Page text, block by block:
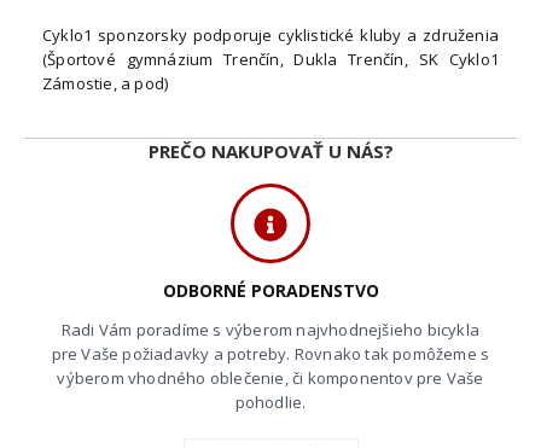
Cyklo1 sponzorsky podporuje cyklistické kluby a združenia
(Športové gymnázium Trenčín, Dukla Trenčín, SK Cyklo1
Zámostie, a pod)
PREČO NAKUPOVAŤ U NÁS?
ODBORNÉ PORADENSTVO
Radi Vám poradíme s výberom najvhodnejšieho bicykla
pre Vaše požiadavky a potreby. Rovnako tak pomôžeme s
výberom vhodného oblečenie, či komponentov pre Vaše
pohodlie.